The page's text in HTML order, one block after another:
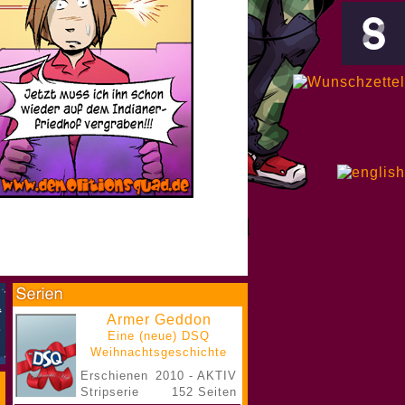
Armer Geddon
Eine (neue) DSQ
Weihnachtsgeschichte
Erschienen
Stripserie
2010 - AKTIV
152 Seiten